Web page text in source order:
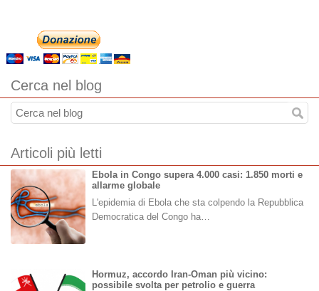
Cerca nel blog
Articoli più letti
Ebola in Congo supera 4.000 casi: 1.850 morti e
allarme globale
L'epidemia di Ebola che sta colpendo la Repubblica
Democratica del Congo ha…
Hormuz, accordo Iran-Oman più vicino:
possibile svolta per petrolio e guerra